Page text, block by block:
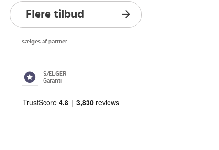
Flere tilbud
sælges af partner
SÆLGER
Garanti